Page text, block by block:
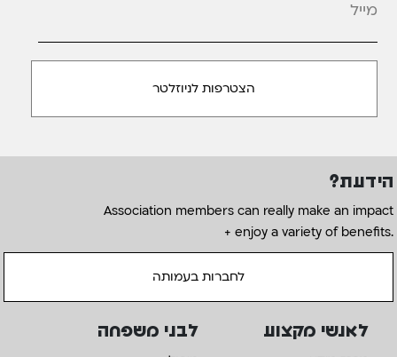
הידעת?
Association members can really make an impact
+ enjoy a variety of benefits.
לחברות בעמותה
לאנשי מקצוע לבני משפחה